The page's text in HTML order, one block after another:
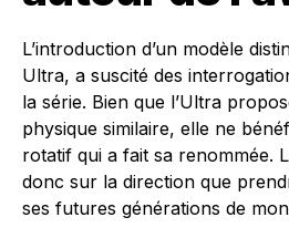
L’introduction d’un modèle
Ultra, a suscité des
la série. Bien que l’Ultra
physique similaire, elle ne
rotatif qui a fait sa renommée.
donc sur la direction que
ses futures générations de